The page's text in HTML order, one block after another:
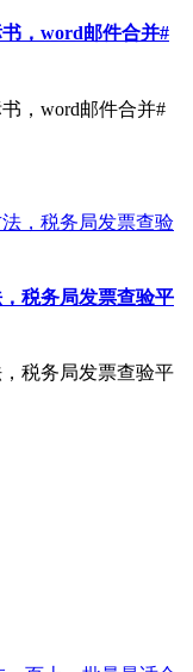
，word邮件合并#
，word邮件合并#
税务局发票查验平
税务局发票查验平